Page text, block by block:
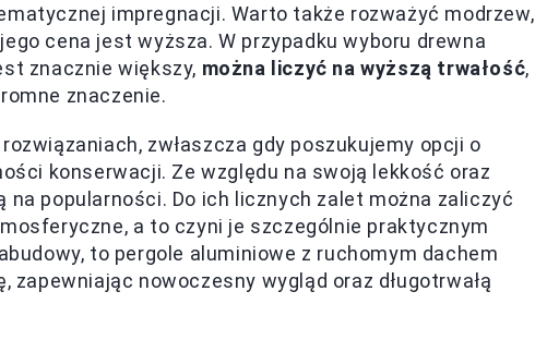
impregnacji. Warto także rozważyć modrzew,
cena jest wyższa. W przypadku wyboru drewna
znacznie większy, można liczyć na wyższą trwałość,
znaczenie.
zwłaszcza gdy poszukujemy opcji o
konserwacji. Ze względu na swoją lekkość oraz
popularności. Do ich licznych zalet można zaliczyć
a to czyni je szczególnie praktycznym
to pergole aluminiowe z ruchomym dachem
nowoczesny wygląd oraz długotrwałą